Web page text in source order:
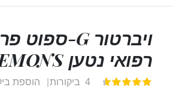
רפואי נטען DEMONS
דירוג:
4 ביקורות הוספת